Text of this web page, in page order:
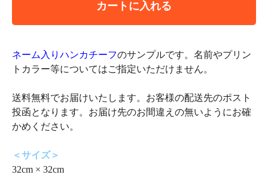
カートに入れる
ネーム入りハンカチーフのサンプルです。名前やプリン
トカラー等についてはご指定いただけません。
送料無料でお届けいたします。お客様の配送先のポスト
投函となります。お届け先のお間違えの無いようにお確
かめください。
＜サイズ＞
32cm × 32cm